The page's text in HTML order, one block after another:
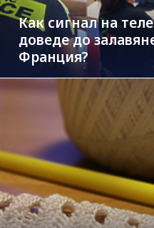
Как сигнал на
доведе до
Франция?